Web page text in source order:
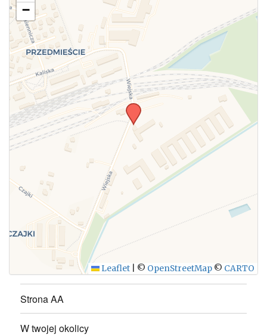
−
Leaflet © OpenStreetMap © CARTO
Strona AA
W twojej okolicy